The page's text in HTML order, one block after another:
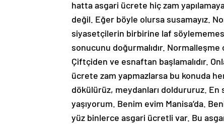
hatta asgari ücrete hiç zam
değil. Eğer böyle olursa susamayız.
siyasetçilerin birbirine laf söylememesi
sonucunu doğurmalıdır.
Çiftçiden ve esnaftan başlamalıdır.
ücrete zam yapmazlarsa bu konuda
dökülürüz, meydanları doldururuz.
yaşıyorum. Benim evim Manisa’da.
yüz binlerce asgari ücretli var. Bu